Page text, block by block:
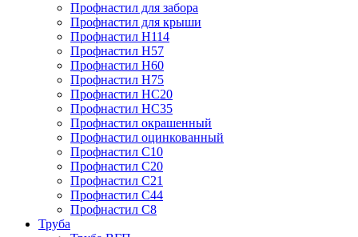
Профнастил для забора
Профнастил для крыши
Профнастил Н114
Профнастил Н57
Профнастил Н60
Профнастил Н75
Профнастил НС20
Профнастил НС35
Профнастил окрашенный
Профнастил оцинкованный
Профнастил С10
Профнастил С20
Профнастил С21
Профнастил С44
Профнастил С8
Труба